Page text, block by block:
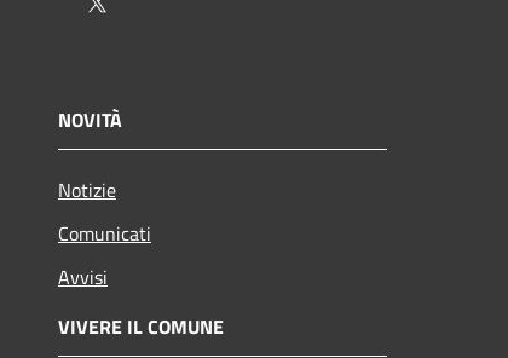
NOVITÀ
Notizie
Comunicati
Avvisi
VIVERE IL COMUNE